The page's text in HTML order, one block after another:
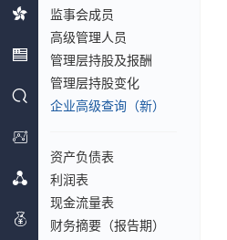
监事会成员
高级管理人员
管理层持股及报酬
管理层持股变化
企业高级查询（新）
资产负债表
利润表
现金流量表
财务摘要（报告期）